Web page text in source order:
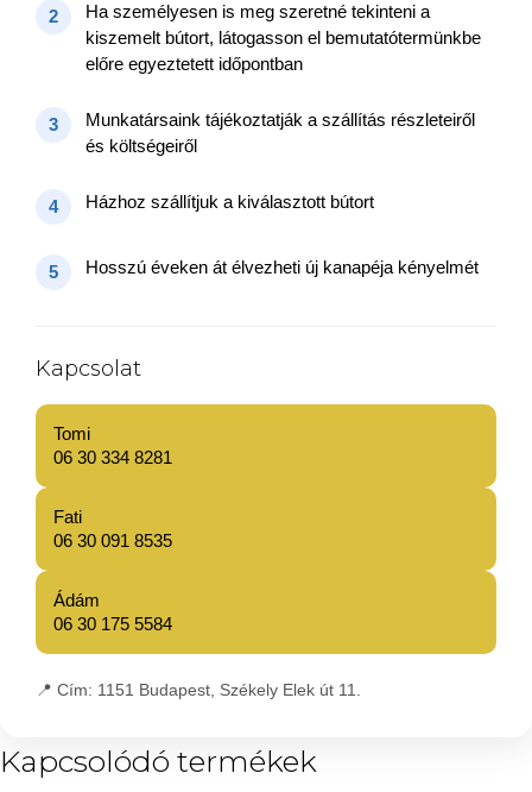
2
Ha személyesen is meg szeretné tekinteni a
kiszemelt bútort, látogasson el bemutatótermünkbe
előre egyeztetett időpontban
3
Munkatársaink tájékoztatják a szállítás részleteiről
és költségeiről
4 Házhoz szállítjuk a kiválasztott bútort
5 Hosszú éveken át élvezheti új kanapéja kényelmét
Kapcsolat
Tomi
06 30 334 8281
Fati
06 30 091 8535
Ádám
06 30 175 5584
📍 Cím: 1151 Budapest, Székely Elek út 11.
Kapcsolódó termékek